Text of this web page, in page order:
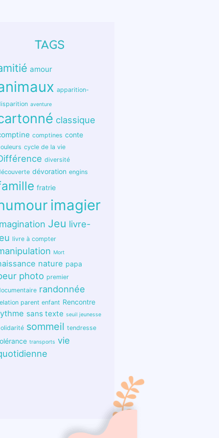
TAGS
amour
apparition-
aventure
classique
comptines conte
cycle de la vie
diversité
dévoration engins
fratrie
imagier
Jeu livre-
livre à compter
Mort
nature papa
photo premier
randonnée
parent enfant Rencontre
sans texte seuil jeunesse
sommeil tendresse
transports vie